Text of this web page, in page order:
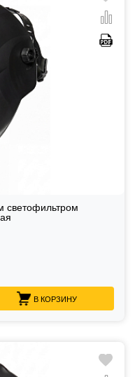
светофильтром
В КОРЗИНУ